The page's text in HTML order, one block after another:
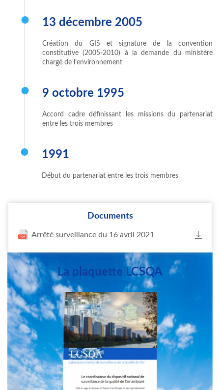
13 décembre 2005
Création du GIS et signature de la convention
constitutive (2005-2010) à la demande du ministère
chargé de l’environnement
9 octobre 1995
Accord cadre définissant les missions du partenariat
entre les trois membres
1991
Début du partenariat entre les trois membres
Documents
Arrêté surveillance du 16 avril 2021
La plaquette LCSQA